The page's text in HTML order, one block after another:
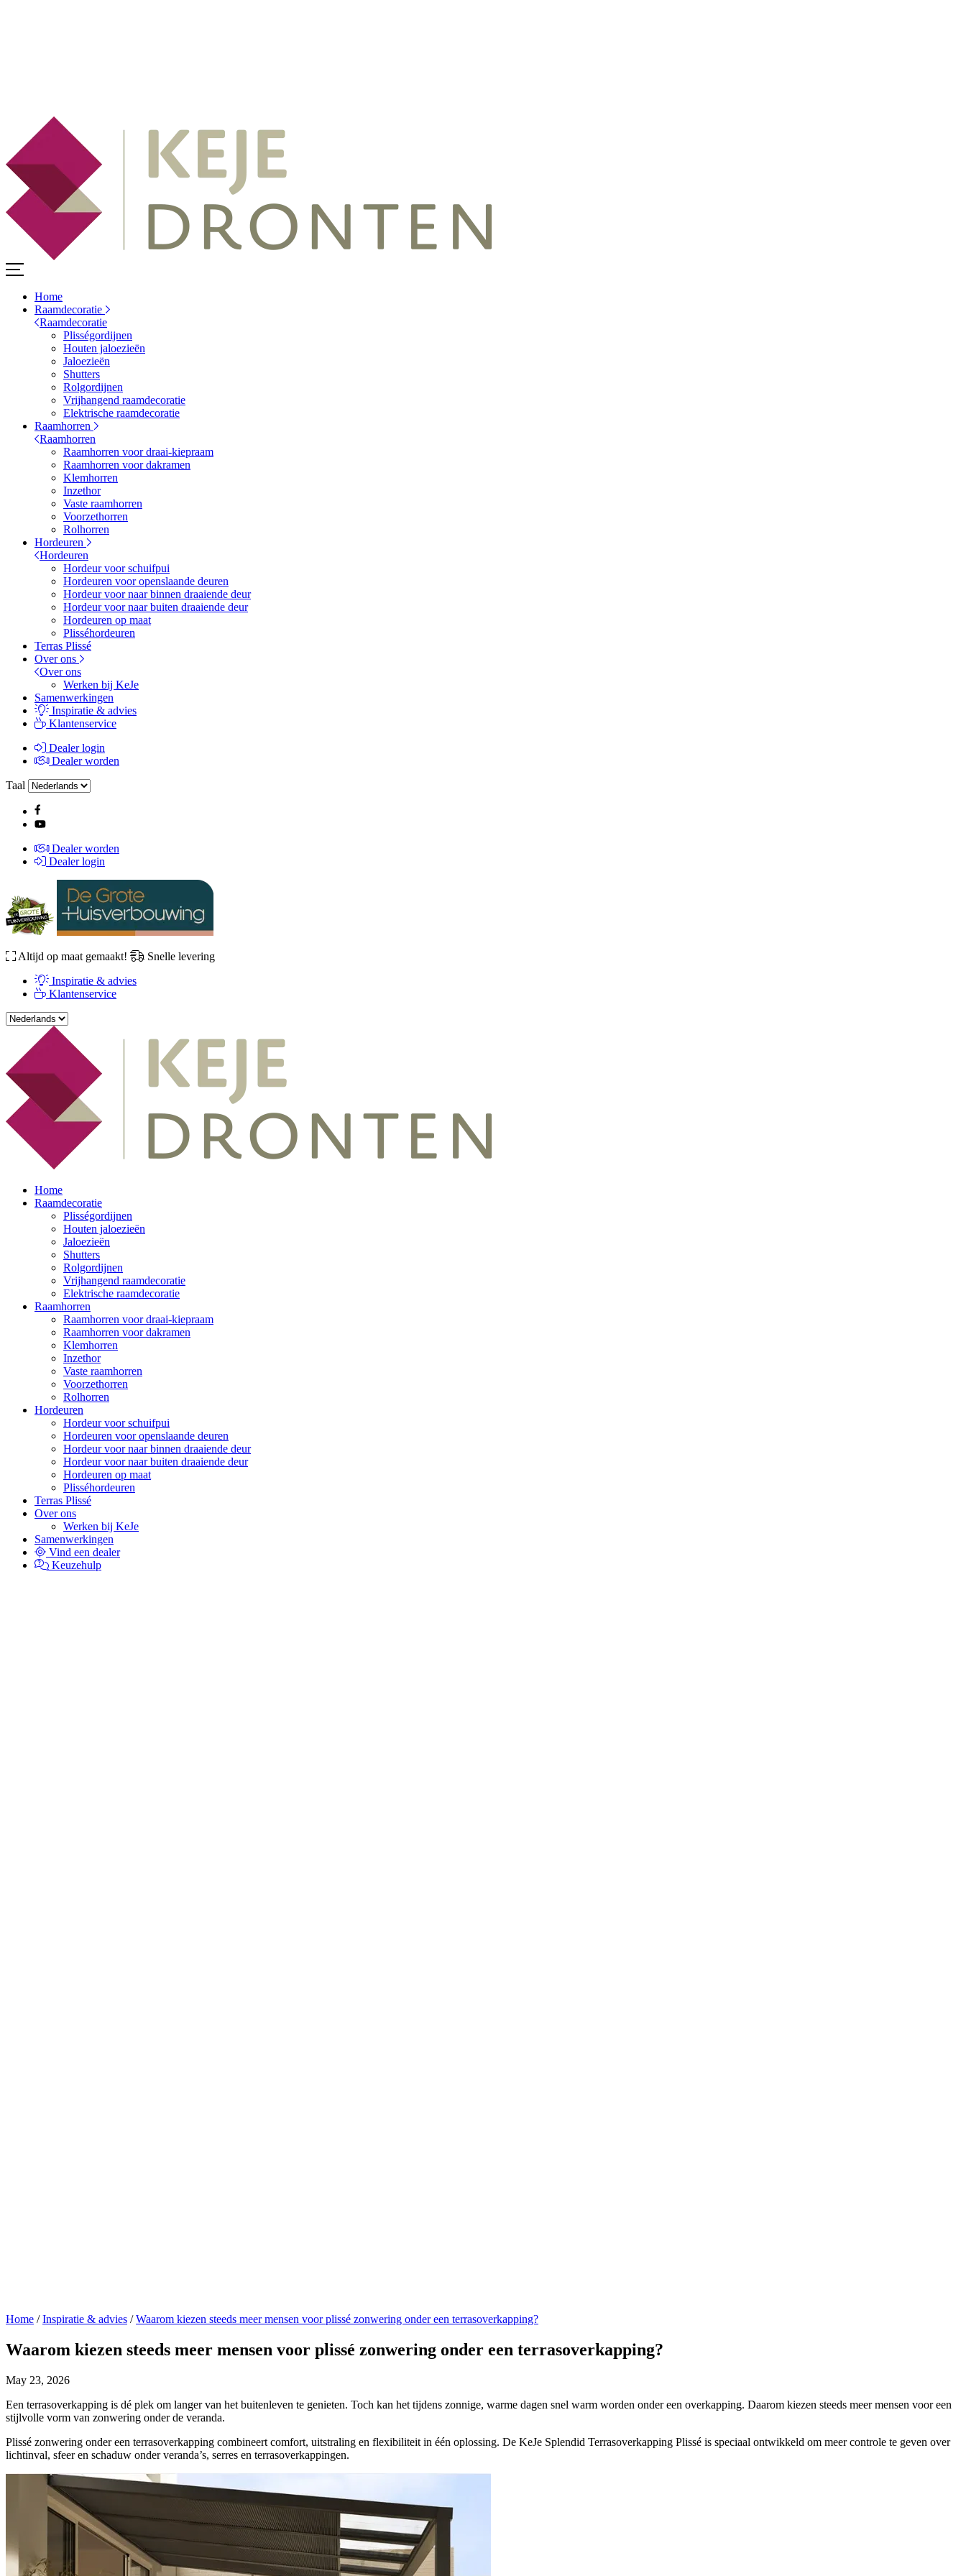
Home
Raamdecoratie
Raamdecoratie
Plisségordijnen
Houten jaloezieën
Jaloezieën
Shutters
Rolgordijnen
Vrijhangend raamdecoratie
Elektrische raamdecoratie
Raamhorren
Raamhorren
Raamhorren voor draai-kiepraam
Raamhorren voor dakramen
Klemhorren
Inzethor
Vaste raamhorren
Voorzethorren
Rolhorren
Hordeuren
Hordeuren
Hordeur voor schuifpui
Hordeuren voor openslaande deuren
Hordeur voor naar binnen draaiende deur
Hordeur voor naar buiten draaiende deur
Hordeuren op maat
Plisséhordeuren
Terras Plissé
Over ons
Over ons
Werken bij KeJe
Samenwerkingen
Inspiratie & advies
Klantenservice
Dealer login
Dealer worden
Taal
Dealer worden
Dealer login
Altijd op maat gemaakt!
Snelle levering
Inspiratie & advies
Klantenservice
Home
Raamdecoratie
Plisségordijnen
Houten jaloezieën
Jaloezieën
Shutters
Rolgordijnen
Vrijhangend raamdecoratie
Elektrische raamdecoratie
Raamhorren
Raamhorren voor draai-kiepraam
Raamhorren voor dakramen
Klemhorren
Inzethor
Vaste raamhorren
Voorzethorren
Rolhorren
Hordeuren
Hordeur voor schuifpui
Hordeuren voor openslaande deuren
Hordeur voor naar binnen draaiende deur
Hordeur voor naar buiten draaiende deur
Hordeuren op maat
Plisséhordeuren
Terras Plissé
Over ons
Werken bij KeJe
Samenwerkingen
Vind een dealer
Keuzehulp
Home / Inspiratie & advies / Waarom kiezen steeds meer mensen voor plissé zonwering onder een terrasoverkapping?
Waarom kiezen steeds meer mensen voor plissé zonwering onder een terrasoverkapping?
May 23, 2026
Een terrasoverkapping is dé plek om langer van het buitenleven te genieten. Toch kan het tijdens zonnige, warme dagen snel warm worden onder een overkapping. Daarom kiezen steeds meer mensen voor een
stijlvolle vorm van zonwering onder de veranda.
Plissé zonwering onder een terrasoverkapping combineert comfort, uitstraling en flexibiliteit in één oplossing. De KeJe Splendid Terrasoverkapping Plissé is speciaal ontwikkeld om meer controle te geven over
lichtinval, sfeer en schaduw onder veranda’s, serres en terrasoverkappingen.